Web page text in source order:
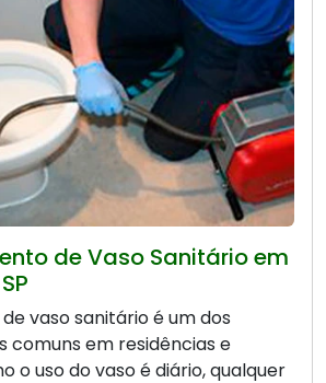
de Vaso Sanitário em
vaso sanitário é um dos
comuns em residências e
o uso do vaso é diário, qualquer